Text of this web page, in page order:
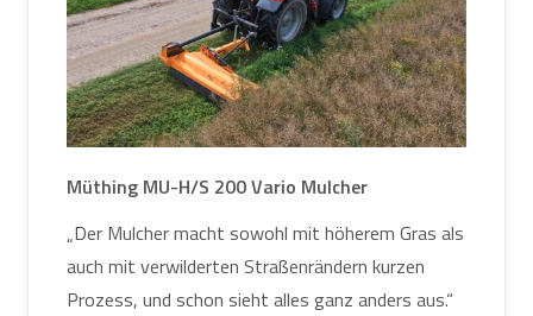
Müthing MU-H/S 200 Vario Mulcher
„Der Mulcher macht sowohl mit höherem Gras als
auch mit verwilderten Straßenrändern kurzen
Prozess, und schon sieht alles ganz anders aus.“